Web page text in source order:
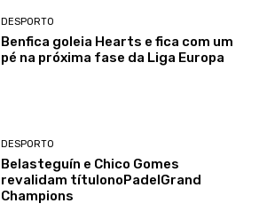
DESPORTO
Benfica goleia Hearts e fica com um
pé na próxima fase da Liga Europa
DESPORTO
Belasteguín e Chico Gomes
revalidam títulonoPadelGrand
Champions